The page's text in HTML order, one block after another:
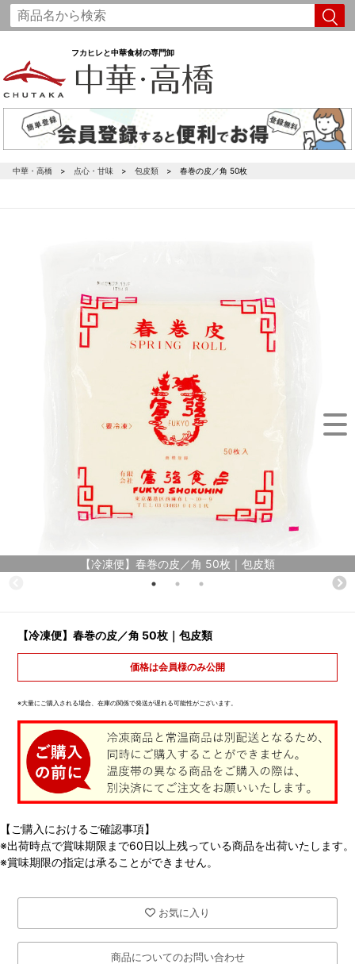
フカヒレと中華食材の専門卸
中華・高橋 点心・甘味 包皮類 春巻の皮／角 50枚
【冷凍便】春巻の皮／角 50枚｜包皮類
【冷凍便】春巻の皮／角 50枚｜包皮類
価格は会員様のみ公開
※大量にご購入される場合、在庫の関係で発送が遅れる可能性がございます。
【ご購入におけるご確認事項】
※出荷時点で賞味期限まで60日以上残っている商品を出荷いたします。
※賞味期限の指定は承ることができません。
お気に入り
商品についてのお問い合わせ